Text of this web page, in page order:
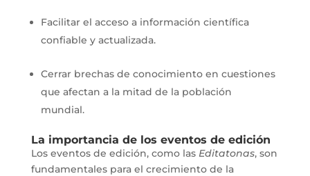
Facilitar el acceso a información científica
confiable y actualizada.
Cerrar brechas de conocimiento en cuestiones
que afectan a la mitad de la población
mundial.
La importancia de los eventos de edición
Los eventos de edición, como las Editatonas, son
fundamentales para el crecimiento de la